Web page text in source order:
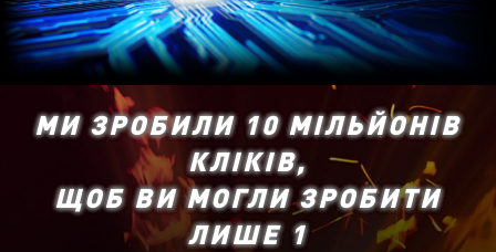
МИ ЗРОБИЛИ 10 МІЛЬЙОНІВ
КЛІКІВ,
ЩОБ ВИ МОГЛИ ЗРОБИТИ
ЛИШЕ 1